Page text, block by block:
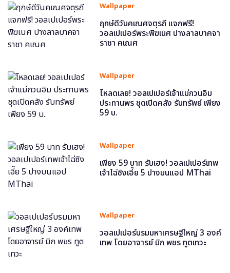
Wallpaper
ฤกษ์ดีวันคเณศจตุรถี แจกฟรี!
วอลเปเปอร์พระพิฆเนศ ปางลาลบาคจา
ราชา คเณศ
Wallpaper
โหลดเลย! วอลเปเปอร์เจ้าแม่กวนอิม
ประทานพร ชุดเปิดคลัง รับทรัพย์ เพียง
59 บ.
Wallpaper
เพียง 59 บาท รับเฮง! วอลเปเปอร์เทพ
เจ้าไฉ่ซิงเอี๊ย 5 ปางบนแอป MThai
Wallpaper
วอลเปเปอร์บรมมหาเศรษฐีใหญ่ 3 องค์
เทพ โดยอาจารย์ มิก พชร ทูตเทวะ